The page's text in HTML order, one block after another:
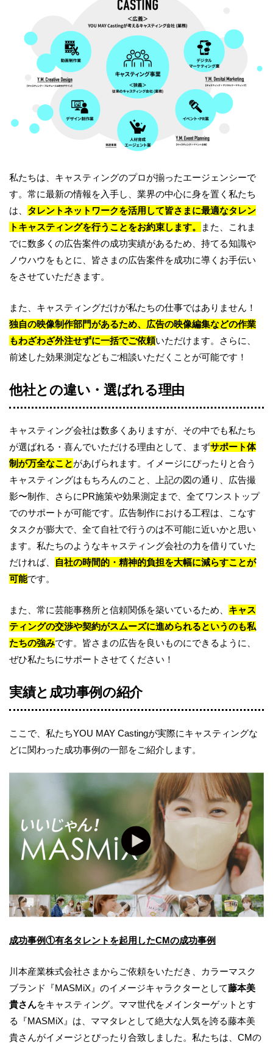
私たちは、キャスティングのプロが揃ったエージェンシーで
す。常に最新の情報を入手し、業界の中心に身を置く私たち
は、 タレントネットワークを活用して皆さまに最適なタレン
トキャスティングを行うことをお約束します。
また、これま
でに数多くの広告案件の成功実績があるため、持てる知識や
ノウハウをもとに、皆さまの広告案件を成功に導くお手伝い
をさせていただきます。
また、キャスティングだけが私たちの仕事ではありません！
独自の映像制作部門があるため、広告の映像編集などの作業
もわざわざ外注せずに一括でご依頼いただけます。さらに、
前述した効果測定などもご相談いただくことが可能です！
他社との違い・選ばれる理由
キャスティング会社は数多くありますが、その中でも私たち
が選ばれる・喜んでいただける理由として、まずサポート体
制が万全なことがあげられます。イメージにぴったりと合う
キャスティングはもちろんのこと、上記の図の通り、広告撮
影〜制作、さらにPR施策や効果測定まで、全てワンストップ
でのサポートが可能です。広告制作における工程は、こなす
タスクが膨大で、全て自社で行うのは不可能に近いかと思い
ます。私たちのようなキャスティング会社の力を借りていた
だければ、
自社の時間的・精神的負担を大幅に減らすことが
可能です。
また、常に芸能事務所と信頼関係を築いているため、 キャス
ティングの交渉や契約がスムーズに進められるというのも私
たちの強みです。皆さまの広告を良いものにできるように、
ぜひ私たちにサポートさせてください！
実績と成功事例の紹介
ここで、私たちYOU MAY Castingが実際にキャスティングな
どに関わった成功事例の一部をご紹介します。
成功事例①有名タレントを起用したCMの成功事例
川本産業株式会社さまからご依頼をいただき、カラーマスク
ブランド『MASMiX』のイメージキャラクターとして藤本美
貴さんをキャスティング。ママ世代をメインターゲットとす
る『MASMiX』は、ママタレとして絶大な人気を誇る藤本美
貴さんがイメージとぴったり合致しました。私たちは、CMの